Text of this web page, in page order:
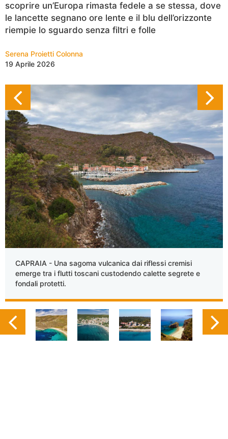
scoprire un’Europa rimasta fedele a se stessa, dove
le lancette segnano ore lente e il blu dell’orizzonte
riempie lo sguardo senza filtri e folle
Serena Proietti Colonna
19 Aprile 2026
CAPRAIA - Una sagoma vulcanica dai riflessi cremisi
emerge tra i flutti toscani custodendo calette segrete e
fondali protetti.